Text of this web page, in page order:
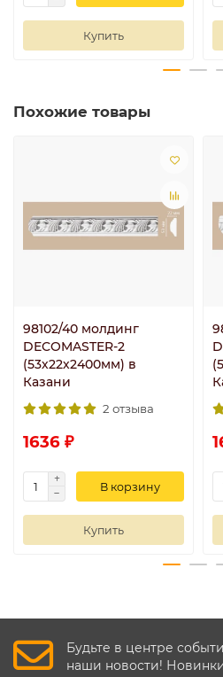
Купить
Похожие товары
98102/40 молдинг
DECOMASTER-2
(53х22х2400мм) в
Казани
2 отзыва
1636 ₽
В корзину
Купить
Будьте в центре
наши новости!